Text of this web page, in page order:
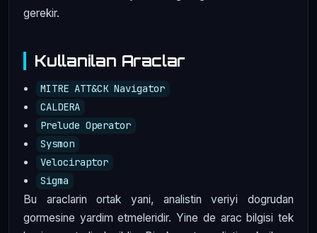
gerekir.
Kullanilan Araclar
MITRE ATT&CK Navigator
CALDERA
Prelude Operator
Sysmon
Velociraptor
Sigma
Bu araclarin ortak yani, analistin veriyi dogrudan
gormesine yardim etmeleridir. Yine de arac bilgisi tek